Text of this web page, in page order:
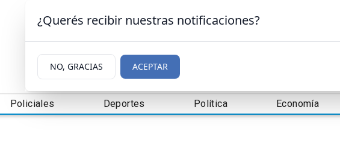
Policiales Deportes Política Economía
¿Querés recibir nuestras notificaciones?
NO, GRACIAS ACEPTAR